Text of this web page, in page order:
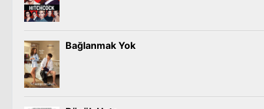
Bağlanmak Yok